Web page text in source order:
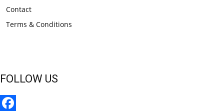
Contact
Terms & Conditions
FOLLOW US